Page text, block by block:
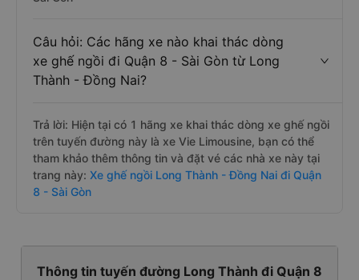
Câu hỏi: Các hãng xe nào khai thác dòng
xe ghế ngồi đi Quận 8 - Sài Gòn từ Long
Thành - Đồng Nai?
Trả lời: Hiện tại có 1 hãng xe khai thác dòng xe ghế ngồi
trên tuyến đường này là xe Vie Limousine, bạn có thể
tham khảo thêm thông tin và đặt vé các nhà xe này tại
trang này: Xe ghế ngồi Long Thành - Đồng Nai đi Quận
8 - Sài Gòn
Thông tin tuyến đường Long Thành đi Quận 8